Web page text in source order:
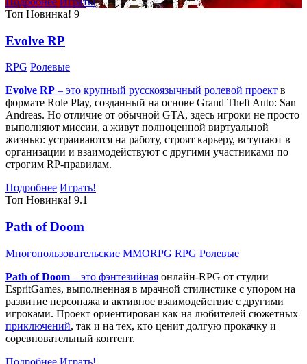
Топ Новинка! 9
Evolve RP
RPG Ролевые
Evolve RP – это крупный русскоязычный ролевой проект в
формате Role Play, созданный на основе Grand Theft Auto: San
Andreas. Но отличие от обычной GTA, здесь игроки не просто
выполняют миссии, а живут полноценной виртуальной
жизнью: устраиваются на работу, строят карьеру, вступают в
организации и взаимодействуют с другими участниками по
строгим RP-правилам.
Подробнее Играть!
Топ Новинка! 9.1
Path of Doom
Многопользовательские MMORPG RPG Ролевые
Path of Doom – это фэнтезийная онлайн-RPG от студии
EspritGames, выполненная в мрачной стилистике с упором на
развитие персонажа и активное взаимодействие с другими
игроками. Проект ориентирован как на любителей сюжетных
приключений, так и на тех, кто ценит долгую прокачку и
соревновательный контент.
Подробнее Играть!